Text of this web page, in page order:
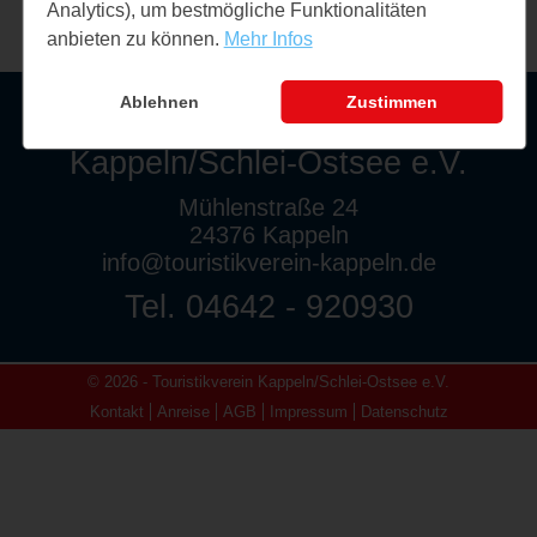
Touristikverein
Kappeln/Schlei-Ostsee e.V.
Mühlenstraße 24
24376 Kappeln
info@touristikverein-kappeln.de
Tel. 04642 - 920930
© 2026 - Touristikverein Kappeln/Schlei-Ostsee e.V.
Kontakt
Anreise AGB Impressum Datenschutz
Analytics), um bestmögliche Funktionalitäten
anbieten zu können. Mehr Infos
Ablehnen Zustimmen